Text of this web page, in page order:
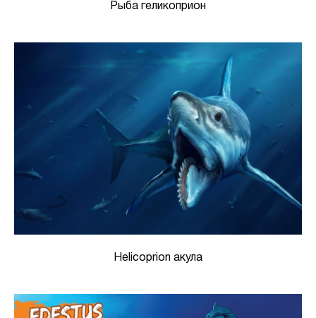
Рыба геликоприон
Helicoprion акула